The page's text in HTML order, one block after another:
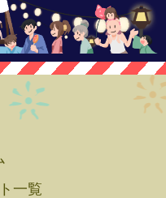
一覧